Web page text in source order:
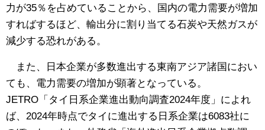
力が35％を占めていることから、国内の電力需要が増加
すればするほど、輸出分に割り当てる石炭や天然ガスが
減少する恐れがある。
また、日本企業が多数進出する東南アジア諸国におい
ても、電力需要の増加が顕著となっている。
JETRO「タイ日系企業進出動向調査2024年度」によれ
ば、2024年時点でタイに進出する日系企業は6083社に